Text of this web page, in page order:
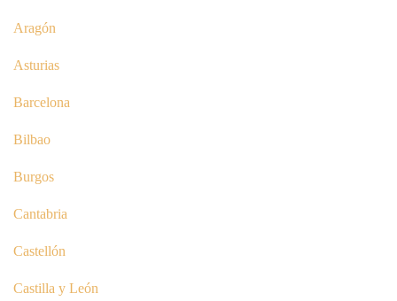
Aragón
Asturias
Barcelona
Bilbao
Burgos
Cantabria
Castellón
Castilla y León